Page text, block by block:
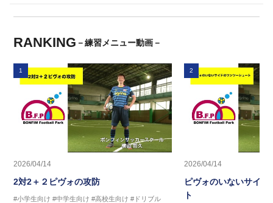
RANKING －練習メニュー動画－
1
2026/04/14
2対2＋２ピヴォの攻防
#小学生向け #中学生向け #高校生向け #ドリブル
2
2026/04/14
ピヴォのいないサイド
ト